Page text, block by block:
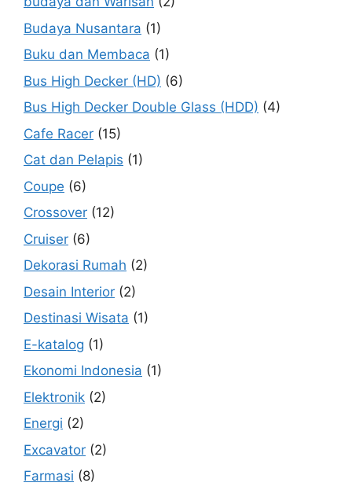
Budaya Nusantara (1)
Buku dan Membaca (1)
Bus High Decker (HD) (6)
Bus High Decker Double Glass (HDD) (4)
Cafe Racer (15)
Cat dan Pelapis (1)
Coupe (6)
Crossover (12)
Cruiser (6)
Dekorasi Rumah (2)
Desain Interior (2)
Destinasi Wisata (1)
E-katalog (1)
Ekonomi Indonesia (1)
Elektronik (2)
Energi (2)
Excavator (2)
Farmasi (8)